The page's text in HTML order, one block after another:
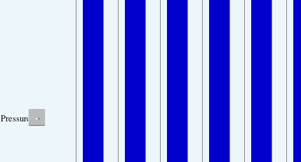
Pressure -